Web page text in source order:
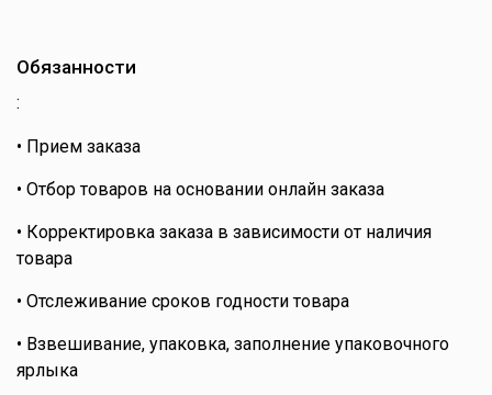
Обязанности
:
• Прием заказа
• Отбор товаров на основании онлайн заказа
• Корректировка заказа в зависимости от наличия
товара
• Отслеживание сроков годности товара
• Взвешивание, упаковка, заполнение упаковочного
ярлыка